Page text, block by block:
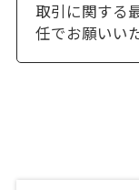
取引に関する
任でお願いい